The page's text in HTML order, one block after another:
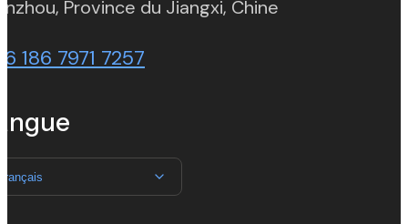
Province du Jiangxi, Chine
186 7971 7257